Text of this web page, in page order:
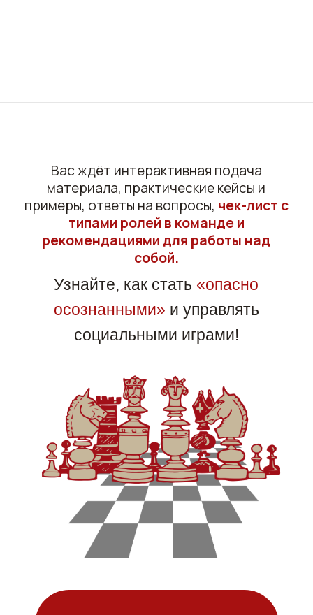
ИДУ ЗА ОСОЗНАННОСТЬЮ
Там — всё по делу: о свежих трендах,
востребованных навыках и полезных
компетенциях, которые помогают расти,
развиваться и не теряться в мире, где всё
меняется каждый день.
хотите не отставать от перемен,
заходите в Telegram-канал «Академия
Benedictum»